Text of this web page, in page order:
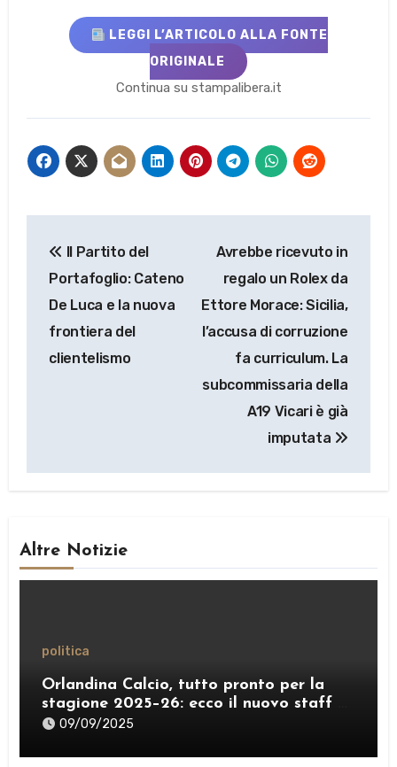
LEGGI L’ARTICOLO ALLA FONTE
ORIGINALE
Continua su stampalibera.it
articoli
Il Partito del
Portafoglio: Cateno
De Luca e la nuova
frontiera del
clientelismo
Avrebbe ricevuto in
regalo un Rolex da
Ettore Morace: Sicilia,
l’accusa di corruzione
fa curriculum. La
subcommissaria della
A19 Vicari è già
imputata
Altre Notizie
politica
Orlandina Calcio, tutto pronto per la
stagione 2025–26: ecco il nuovo staff e
lo sponsor internazionale
09/09/2025